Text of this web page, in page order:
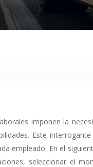
Este
empleado. En el
seleccionar el